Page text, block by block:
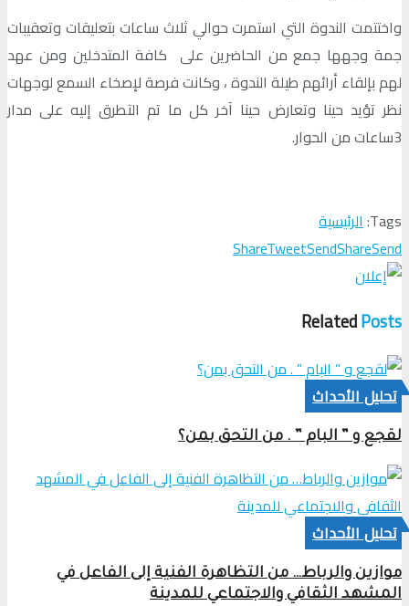
واختتمت الندوة التي استمرت حوالي ثلاث ساعات بتعليقات وتعقيبات
جمة وجهها جمع من الحاضرين على كافة المتدخلين ومن عهد
لهم بإلقاء أرائهم طيلة الندوة ، وكانت فرصة لإصخاء السمع لوجهات
نظر تؤيد حينا وتعارض حينا آخر كل ما تم التطرق إليه على مدار
3ساعات من الحوار.
Tags: الرئيسية
ShareTweetSendShareSend
RelatedPosts
تحلیل الأحداث
لقجع و ” البام ” . من التحق بمن؟
تحلیل الأحداث
موازين والرباط… من التظاهرة الفنية إلى الفاعل في
المشهد الثقافي والاجتماعي للمدينة